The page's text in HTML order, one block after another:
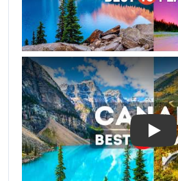
Play